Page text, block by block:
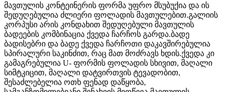
მავთულის კონტეინერის ფორმა უფრო მსუბუქია და ის
შედუღებულია ძლიერი ფოლადის მავთულებით.გალიის
კორპუსი არის კონდახით შედუღებული მავთულის
ბადეების კომბინაცია ქვედა ჩარჩოს გარდა.ბადე
ბადისებრი და ბადე ქვედა ჩარჩოთი დაკავშირებულია
სპირალური საკინძით, რაც მათ მოძრავს ხდის.ქვედა კი
გამაგრებულია U- ფორმის ფოლადის სხივით, მაღალი
სიმტკიცით, მაღალი დატვირთვის ტევადობით,
შესაძლებელია ოთხ ფენად დაწყობა,